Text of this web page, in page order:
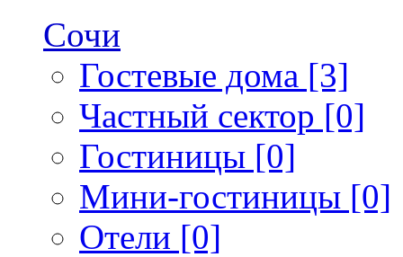
Сочи
Гостевые дома [3]
Частный сектор [0]
Гостиницы [0]
Мини-гостиницы [0]
Отели [0]